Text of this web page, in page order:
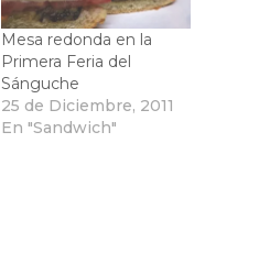
Mesa redonda en la
Primera Feria del
Sánguche
25 de Diciembre, 2011
En "Sandwich"